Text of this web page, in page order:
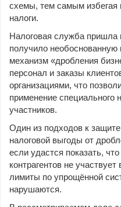
схемы, тем самым избегая
налоги.
Налоговая служба
получило
механизм «дробления
персонал и заказы
организациями, что
применение специального
участников.
Один из подходов к
налоговой выгоды от
если удастся показать,
контрагентов не
лимиты по упрощённой
нарушаются.